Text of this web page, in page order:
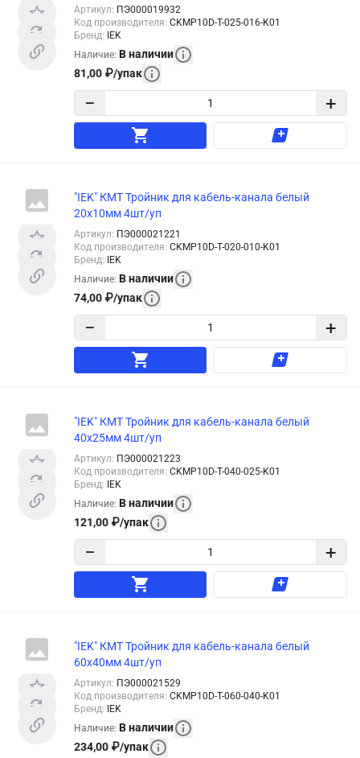
Артикул: ПЭ000019932
Код производителя: CKMP10D-T-025-016-K01
Бренд:
IEK
Наличие: В наличии
81,00 ₽/упак
− +
"IEK" КМТ Тройник для кабель-канала белый
20x10мм 4шт/уп
Артикул: ПЭ000021221
Код производителя: CKMP10D-T-020-010-K01
Бренд:
IEK
Наличие: В наличии
74,00 ₽/упак
− +
"IEK" КМТ Тройник для кабель-канала белый
40x25мм 4шт/уп
Артикул: ПЭ000021223
Код производителя: CKMP10D-T-040-025-K01
Бренд: IEK
Наличие: В наличии
121,00 ₽/упак
− +
"IEK" КМТ Тройник для кабель-канала белый
60x40мм 4шт/уп
Артикул: ПЭ000021529
Код производителя: CKMP10D-T-060-040-K01
Бренд: IEK
Наличие: В наличии
234,00 ₽/упак